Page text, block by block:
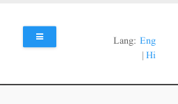
Lang: Eng
| Hi